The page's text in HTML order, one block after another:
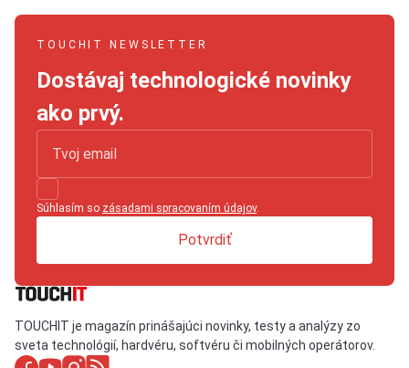
TOUCHIT NEWSLETTER
Dostávaj technologické novinky
ako prvý.
Súhlasím so zásadami spracovaním údajov.
Potvrdiť
TOUCHIT je magazín prinášajúci novinky, testy a analýzy zo
sveta technológií, hardvéru, softvéru či mobilných operátorov.